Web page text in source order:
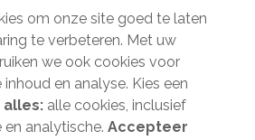
om onze site goed te laten
te verbeteren. Met uw
we ook cookies voor
en analyse. Kies een
alle cookies, inclusief
analytische. Accepteer
Direct
231A